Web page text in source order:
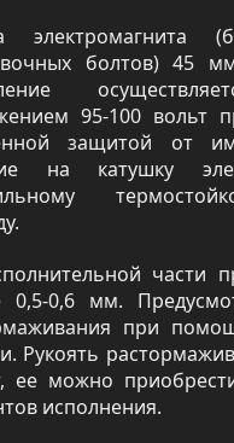
электромагнита
болтов) 45
95-100 вольт
защитой от
на катушку
части
0,5-0,6 мм.
при
Рукоять
ее можно
исполнения.